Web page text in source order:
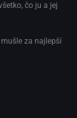
čo ju a jej
za najlepší